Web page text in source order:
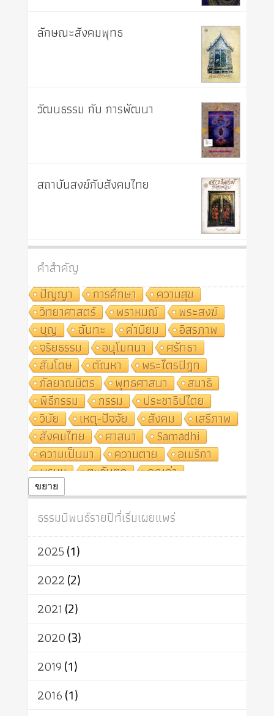
ลักษณะสังคมพุทธ
วัฒนธรรม กับ การพัฒนา
สถาบันสงฆ์กับสังคมไทย
คำสำคัญ
ปัญญา
การศึกษา
ความสุข
วิทยาศาสตร์
พราหมณ์
พระสงฆ์
บุญ
ฉันทะ ค่านิยม
อิสรภาพ
จริยธรรม
อนุโมทนา
ศรัทธา
สันโดษ
ตัณหา
พระไตรปิฎก
กัลยาณมิตร
พุทธศาสนา
สมาธิ
พิธีกรรม
กรรม
ประชาธิปไตย
วินัย
เหตุ-ปัจจัย สังคม
เสรีภาพ
สังคมไทย
ศาสนา
Samādhi
ความเป็นมา
ความตาย
อเมริกา
พรหม
ตะวันตก
คุณค่า
ปฏิจจสมุปบาท
ศาสนาประจำชาติ
อินเดีย
ผู้บริโภค
ธรรมาธิปไตย
จักร
การแยกรัฐกับศาสนา
ธรรมชาติ
เทคโนโลยี
สิทธิ
พุทธบริษัท
อัตถะ
เทวดา
ขยาย
ธรรมนิพนธ์รายปีที่เริ่มเผยแพร่
2025(1)
2022(2)
2021 (2)
2020(3)
2019(1)
2016(1)